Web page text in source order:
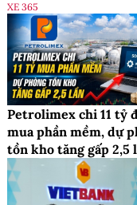
XE 365
Petrolimex chi 11 tỷ
mua phần mềm, dự
tồn kho tăng gấp 2,5